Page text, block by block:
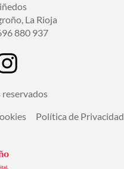
La Rioja
880 937
Política de Privacidad